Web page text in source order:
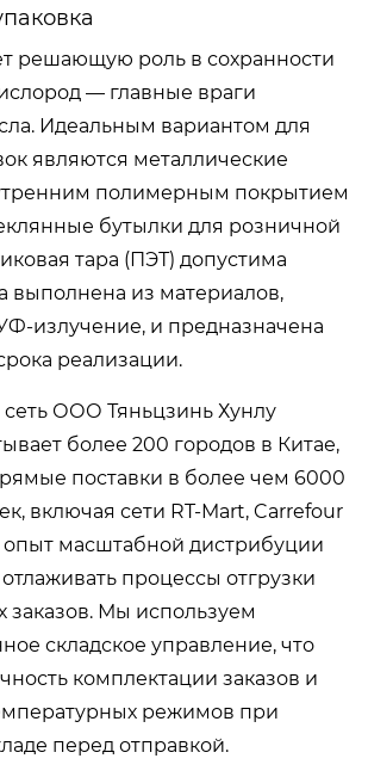
решающую роль в сохранности
— главные враги
Идеальным вариантом для
являются металлические
полимерным покрытием
бутылки для розничной
тара (ПЭТ) допустима
выполнена из материалов,
излучение, и предназначена
реализации.
сеть ООО Тяньцзинь Хунлу
более 200 городов в Китае,
поставки в более чем 6000
включая сети RT-Mart, Carrefour
опыт масштабной дистрибуции
процессы отгрузки
заказов. Мы используем
складское управление, что
комплектации заказов и
режимов при
перед отправкой.